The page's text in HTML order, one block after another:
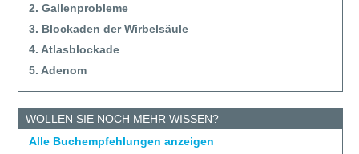
2. Gallenprobleme
3. Blockaden der Wirbelsäule
4. Atlasblockade
5. Adenom
WOLLEN SIE NOCH MEHR WISSEN?
Alle Buchempfehlungen anzeigen